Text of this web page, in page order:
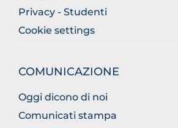
Privacy - Studenti
Cookie settings
COMUNICAZIONE
Oggi dicono di noi
Comunicati stampa